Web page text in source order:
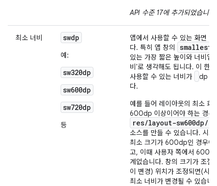
API 수준 17에 추가되었습니다
최소 너비 swdp
예:
sw320dp
sw600dp
sw720dp
등
앱에서 사용할 수 있는 화면
다. 특히 앱 창의
있는 가장 짧은 높이와 너비입
비'로 생각해도 됩니다. 이 한
사용할 수 있는 너비가
dp 이
다.
예를 들어 레이아웃의 최소 화
600dp 이상이어야 하는 경우
res/layout-sw600dp/
소스를 만들 수 있습니다. 시
최소 크기가 600dp인 경우에
고, 이때 사용자 쪽에서
계없습니다. 창의 크기가 조절
이 변경) 위치가 조정되면(시
최소 너비가 변경될 수 있습니